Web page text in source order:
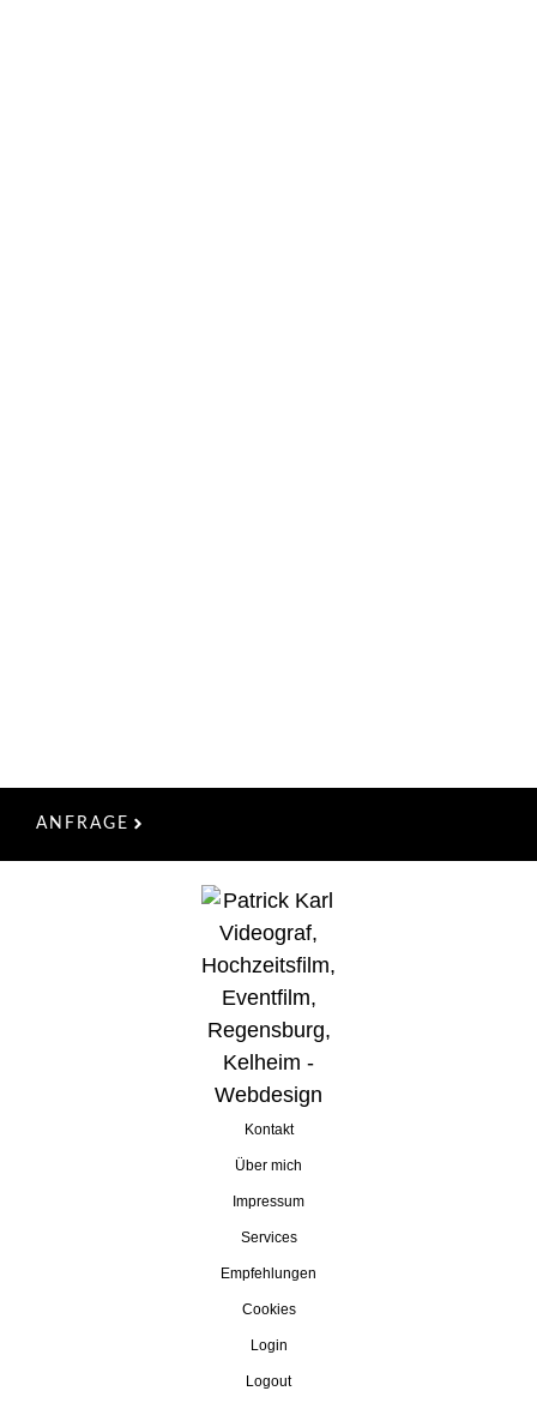
ANFRAGE
Kontakt
Über mich
Impressum
Services
Empfehlungen
Cookies
Login
Logout